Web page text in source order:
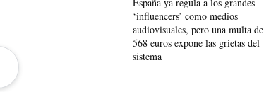
‘influencers’ como medios
audiovisuales, pero una multa de
568 euros expone las grietas del
sistema